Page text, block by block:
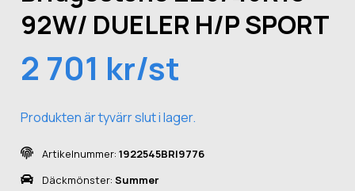
92W/ DUELER H/P SPORT
2 701 kr/st
Produkten är tyvärr slut i lager.
Artikelnummer: 1922545BRI9776
Däckmönster: Summer